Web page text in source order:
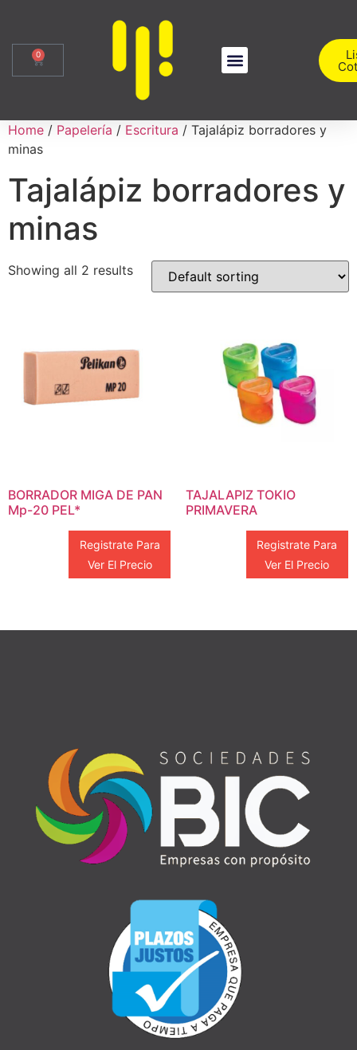
0
Home / Papelería / Escritura / Tajalápiz borradores y
minas
Tajalápiz borradores y
minas
Showing all 2 results
BORRADOR MIGA DE PAN
Mp-20 PEL*
Registrate Para
Ver El Precio
TAJALAPIZ TOKIO
PRIMAVERA
Registrate Para
Ver El Precio